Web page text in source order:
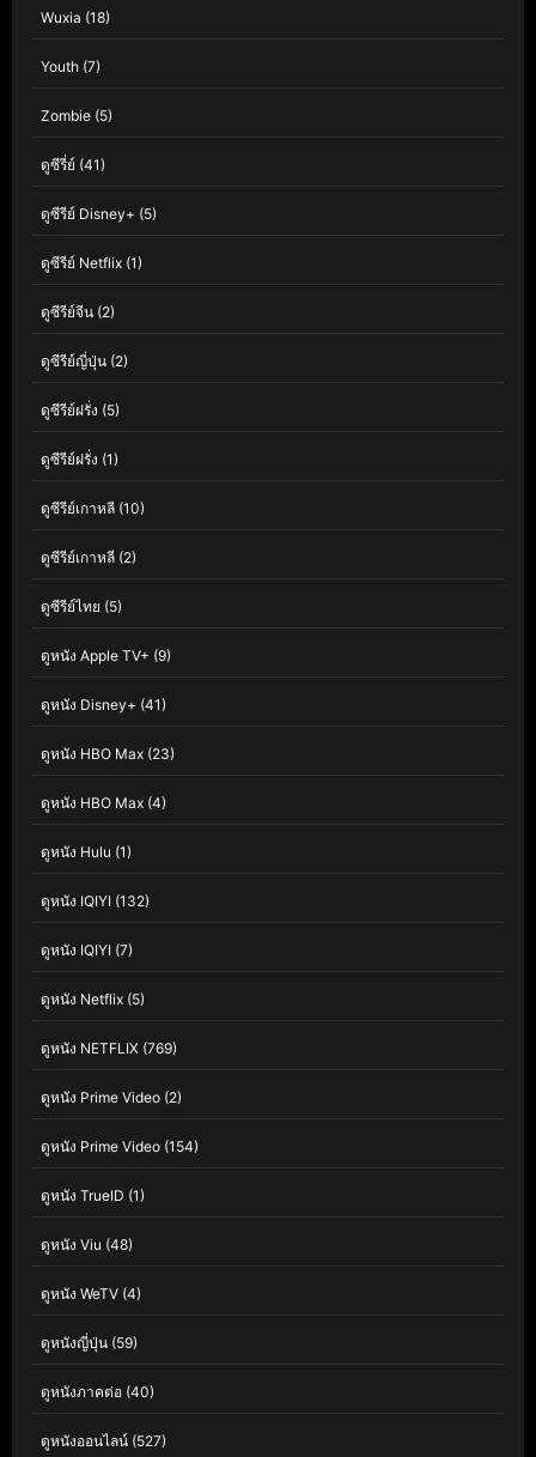
Wuxia (18)
Youth (7)
Zombie (5)
ดูซีรี่ย์ (41)
ดูซีรีย์ Disney+ (5)
ดูซีรีย์ Netflix (1)
ดูซีรีย์จีน (2)
ดูซีรีย์ญี่ปุ่น (2)
ดูซีรีย์ฝรั่ง (5)
ดูซีรีย์ฝรั่ง (1)
ดูซีรีย์เกาหลี (10)
ดูซีรีย์เกาหลี (2)
ดูซีรีย์ไทย (5)
ดูหนัง Apple TV+ (9)
ดูหนัง Disney+ (41)
ดูหนัง HBO Max (23)
ดูหนัง HBO Max (4)
ดูหนัง Hulu (1)
ดูหนัง IQIYI (132)
ดูหนัง IQIYI (7)
ดูหนัง Netflix (5)
ดูหนัง NETFLIX (769)
ดูหนัง Prime Video (2)
ดูหนัง Prime Video (154)
ดูหนัง TrueID (1)
ดูหนัง Viu (48)
ดูหนัง WeTV (4)
ดูหนังญี่ปุ่น (59)
ดูหนังภาคต่อ (40)
ดูหนังออนไลน์ (527)